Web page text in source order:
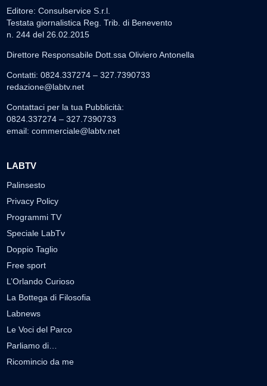
Editore: Consulservice S.r.l.
Testata giornalistica Reg. Trib. di Benevento
n. 244 del 26.02.2015
Direttore Responsabile Dott.ssa Oliviero Antonella
Contatti: 0824.337274 – 327.7390733
redazione@labtv.net
Contattaci per la tua Pubblicità:
0824.337274 – 327.7390733
email: commerciale@labtv.net
LABTV
Palinsesto
Privacy Policy
Programmi TV
Speciale LabTv
Doppio Taglio
Free sport
L’Orlando Curioso
La Bottega di Filosofia
Labnews
Le Voci del Parco
Parliamo di…
Ricomincio da me